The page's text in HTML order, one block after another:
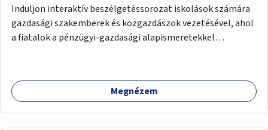
Induljon interaktív beszélgetéssorozat iskolások számára
gazdasági szakemberek és közgazdászok vezetésével, ahol
a fiatalok a pénzügyi-gazdasági alapismeretekkel
számára, önkormányzati intézményben vagy külső
helyszínen iskolai együttműködéssel. A szervezést az
Megnézem